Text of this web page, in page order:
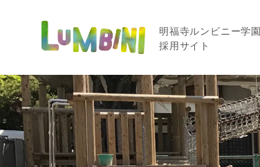
明福寺ルンビニー学園
採用サイト